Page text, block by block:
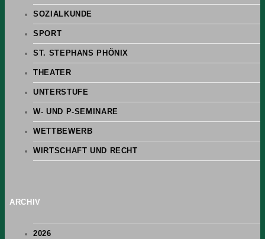
SOZIALKUNDE
SPORT
ST. STEPHANS PHÖNIX
THEATER
UNTERSTUFE
W- UND P-SEMINARE
WETTBEWERB
WIRTSCHAFT UND RECHT
ARCHIV
2026